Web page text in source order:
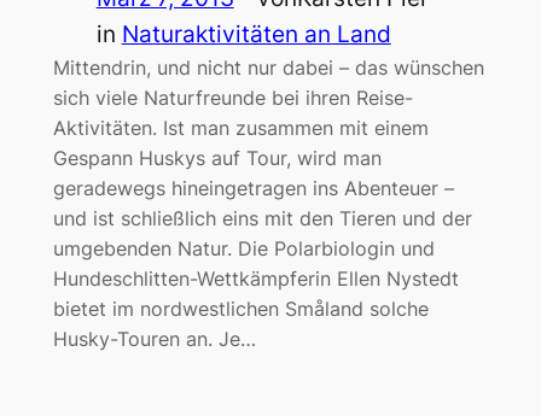
in Naturaktivitäten an Land
Mittendrin, und nicht nur dabei – das wünschen
sich viele Naturfreunde bei ihren Reise-
Aktivitäten. Ist man zusammen mit einem
Gespann Huskys auf Tour, wird man
geradewegs hineingetragen ins Abenteuer –
und ist schließlich eins mit den Tieren und der
umgebenden Natur. Die Polarbiologin und
Hundeschlitten-Wettkämpferin Ellen Nystedt
bietet im nordwestlichen Småland solche
Husky-Touren an. Je…